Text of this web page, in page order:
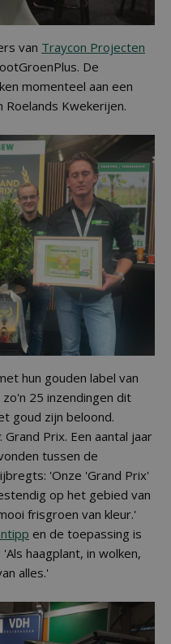
van Traycon Projecten
De
momenteel aan een
Roelands Kwekerijen.
hun gouden label van
25 inzendingen dit
goud zijn beloond.
. Grand Prix. Een aantal jaar
tussen de
'Onze 'Grand Prix'
op het gebied van
frisgroen van kleur.'
en de toepassing is
haagplant, in wolken,
alles.'